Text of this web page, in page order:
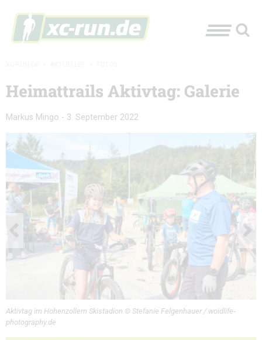
Heimattrails Aktivtag: Galerie
Markus Mingo - 3. September 2022
Aktivtag im Hohenzollern Skistadion © Stefanie Felgenhauer / woidlife-
photography.de